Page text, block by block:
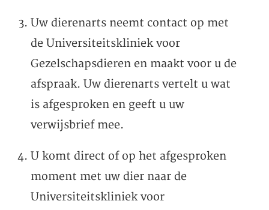
Uw dierenarts neemt contact op met
de Universiteitskliniek voor
Gezelschapsdieren en maakt voor u de
afspraak. Uw dierenarts vertelt u wat
is afgesproken en geeft u uw
verwijsbrief mee.
U komt direct of op het afgesproken
moment met uw dier naar de
Universiteitskliniek voor